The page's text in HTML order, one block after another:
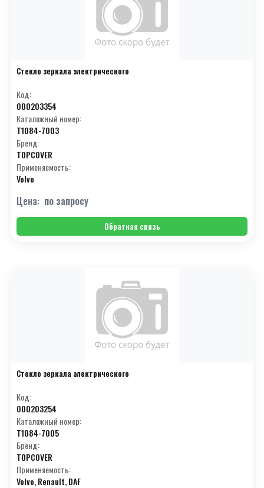
Стекло зеркала электрического
Код:
000203354
Каталожный номер:
T1084-7003
Бренд:
TOPCOVER
Применяемость:
Volvo
Цена: по запросу
Обратная связь
Стекло зеркала электрического
Код:
000203254
Каталожный номер:
T1084-7005
Бренд:
TOPCOVER
Применяемость:
Volvo, Renault, DAF